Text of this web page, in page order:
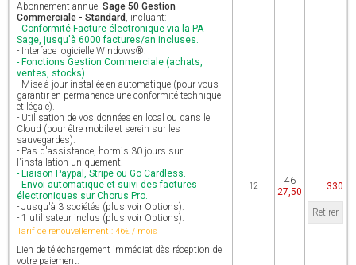
Abonnement annuel Sage 50 Gestion
Commerciale - Standard , incluant:
- Conformité Facture électronique via la PA
Sage, jusqu'à 6000 factures/an incluses.
- Interface logicielle Windows®.
- Fonctions Gestion Commerciale (achats,
ventes, stocks)
- Mise à jour installée en automatique (pour vous
garantir en permanence une conformité technique
et légale).
- Utilisation de vos données en local ou dans le
Cloud (pour être mobile et serein sur les
sauvegardes).
- Pas d'assistance, hormis 30 jours sur
l'installation uniquement.
- Liaison Paypal, Stripe ou Go Cardless.
- Envoi automatique et suivi des factures
électroniques sur Chorus Pro.
- Jusqu'à 3 sociétés (plus voir Options).
- 1 utilisateur inclus (plus voir Options).
Tarif de renouvellement : 46€ / mois
Lien de téléchargement immédiat dès réception de
votre paiement.
12
46
27,50
330
Retirer